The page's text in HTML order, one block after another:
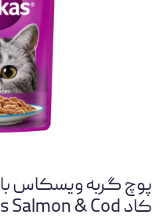
پوچ گربه ویسکاس
کاد Whiskas Salmon & Cod وزن 75 گرم